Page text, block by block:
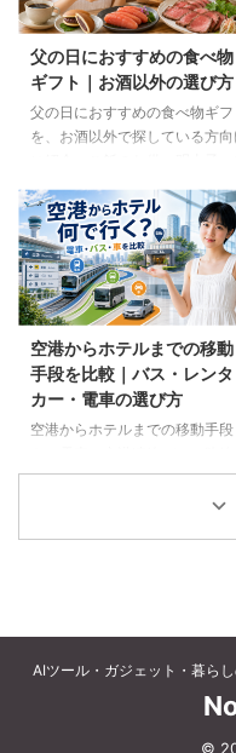
父の日におすすめの食べ物
ギフト｜お酒以外の選び方
父の日におすすめの食べ物ギフ
を、お酒以外で探している方向
など、父の好みに合わせた選
と注意点を解説します。
空港からホテルまでの移動
手段を比較｜バス・レンタ
カー・電車の選び方
空港からホテルまでの移動手段
ス、タクシー、レンタカーで
します。料金、荷物、人数、
AIツール・ガジェット・暮ら
©